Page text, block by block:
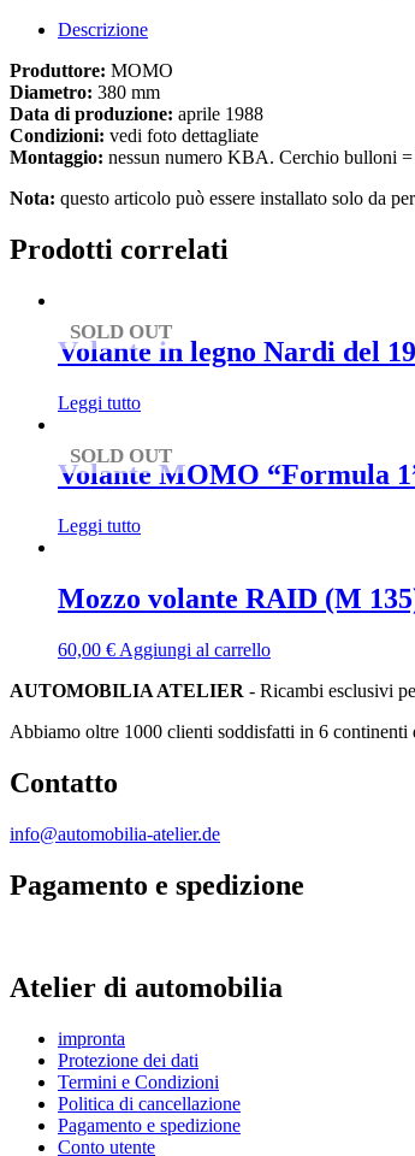
Descrizione
Produttore: MOMO
Diametro: 380 mm
Data di produzione: aprile 1988
Condizioni: vedi foto dettagliate
Montaggio: nessun numero KBA. Cerchio bulloni
Nota: questo articolo può essere installato solo da
Prodotti correlati
SOLD OUT
Volante in legno Nardi del
Leggi tutto
SOLD OUT
Volante MOMO “Formula
Leggi tutto
Mozzo volante RAID (M
60,00 € Aggiungi al carrello
AUTOMOBILIA ATELIER - Ricambi esclusivi
Abbiamo oltre 1000 clienti soddisfatti in 6
Contatto
info@automobilia-atelier.de
Pagamento e spedizione
Atelier di automobilia
impronta
Protezione dei dati
Termini e Condizioni
Politica di cancellazione
Pagamento e spedizione
Conto utente